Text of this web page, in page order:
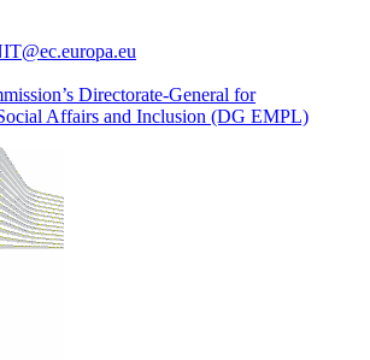
Directorate-General for
Affairs and Inclusion (DG EMPL)